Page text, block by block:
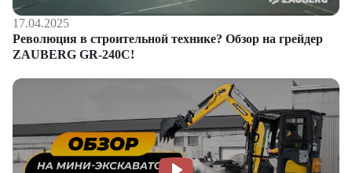
17.04.2025
Революция в строительной технике? Обзор на грейдер
ZAUBERG GR-240C!